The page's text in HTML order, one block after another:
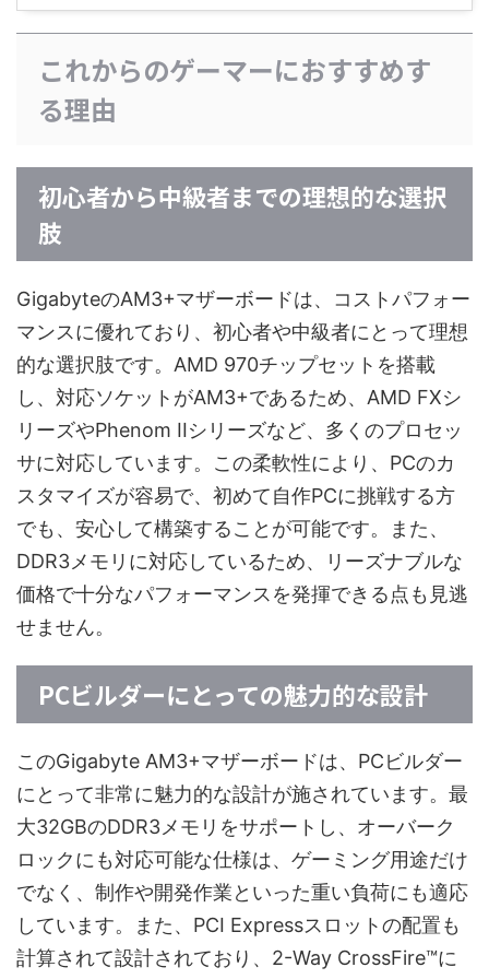
これからのゲーマーにおすすめす
る理由
初心者から中級者までの理想的な選択
肢
GigabyteのAM3+マザーボードは、コストパフォー
マンスに優れており、初心者や中級者にとって理想
的な選択肢です。AMD 970チップセットを搭載
し、対応ソケットがAM3+であるため、AMD FXシ
リーズやPhenom IIシリーズなど、多くのプロセッ
サに対応しています。この柔軟性により、PCのカ
スタマイズが容易で、初めて自作PCに挑戦する方
でも、安心して構築することが可能です。また、
DDR3メモリに対応しているため、リーズナブルな
価格で十分なパフォーマンスを発揮できる点も見逃
せません。
PCビルダーにとっての魅力的な設計
このGigabyte AM3+マザーボードは、PCビルダー
にとって非常に魅力的な設計が施されています。最
大32GBのDDR3メモリをサポートし、オーバーク
ロックにも対応可能な仕様は、ゲーミング用途だけ
でなく、制作や開発作業といった重い負荷にも適応
しています。また、PCI Expressスロットの配置も
計算されて設計されており、2-Way CrossFire™に